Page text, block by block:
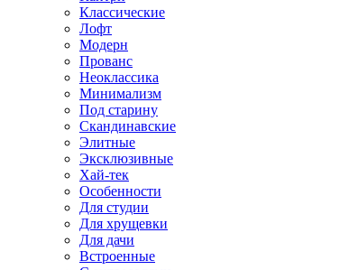
Классические
Лофт
Модерн
Прованс
Неоклассика
Минимализм
Под старину
Скандинавские
Элитные
Эксклюзивные
Хай-тек
Особенности
Для студии
Для хрущевки
Для дачи
Встроенные